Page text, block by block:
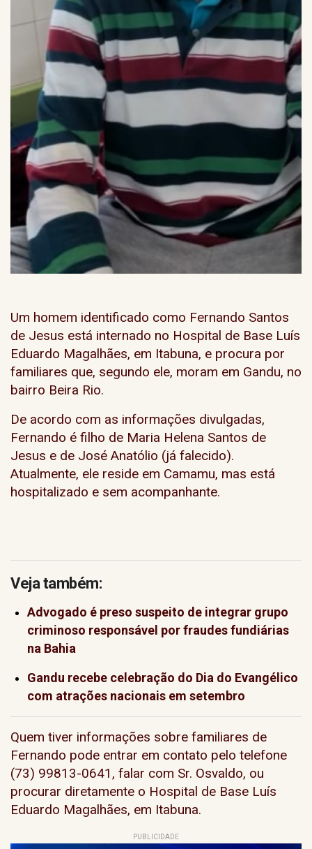
Um homem identificado como Fernando Santos
de Jesus está internado no Hospital de Base Luís
Eduardo Magalhães, em Itabuna, e procura por
familiares que, segundo ele, moram em Gandu, no
bairro Beira Rio.
De acordo com as informações divulgadas,
Fernando é filho de Maria Helena Santos de
Jesus e de José Anatólio (já falecido).
Atualmente, ele reside em Camamu, mas está
hospitalizado e sem acompanhante.
Veja também:
Advogado é preso suspeito de integrar grupo
criminoso responsável por fraudes fundiárias
na Bahia
Gandu recebe celebração do Dia do Evangélico
com atrações nacionais em setembro
Quem tiver informações sobre familiares de
Fernando pode entrar em contato pelo telefone
(73) 99813-0641 , falar com Sr. Osvaldo, ou
procurar diretamente o Hospital de Base Luís
Eduardo Magalhães, em Itabuna.
PUBLICIDADE